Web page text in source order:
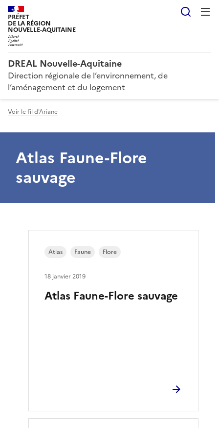
PRÉFET
DE LA RÉGION
NOUVELLE-AQUITAINE
DREAL Nouvelle-Aquitaine
Direction régionale de l’environnement, de
l’aménagement et du logement
Voir le fil d'Ariane
Atlas Faune-Flore
sauvage
Atlas Faune-Flore sauvage
Atlas Faune Flore
18 janvier 2019